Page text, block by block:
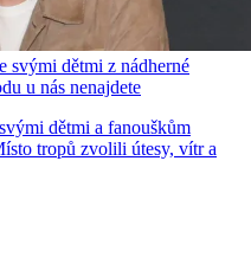
svými dětmi z nádherné
u nás nenajdete
dětmi a fanouškům
tropů zvolili útesy, vítr a